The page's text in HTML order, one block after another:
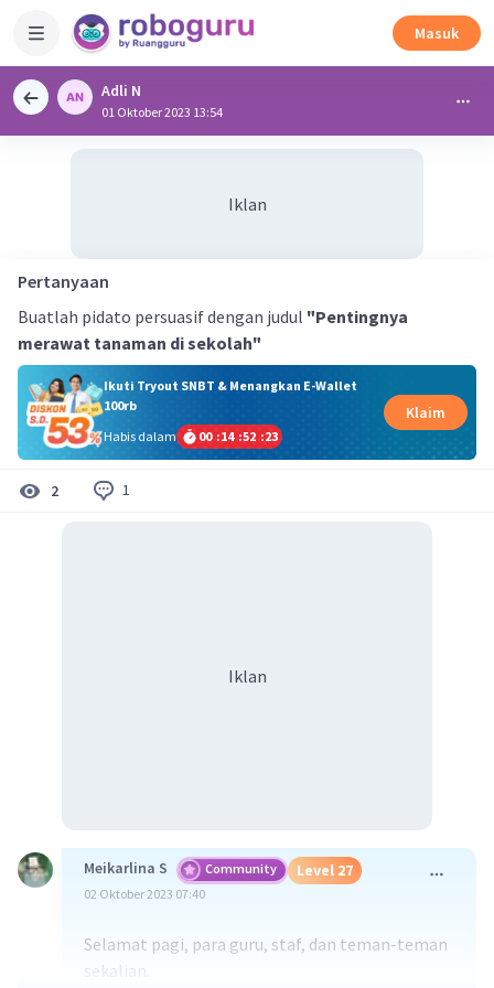
Masuk
Adli N
01 Oktober 2023 13:54
Iklan
Pertanyaan
Buatlah pidato persuasif dengan judul "Pentingnya
merawat tanaman di sekolah"
Ikuti Tryout SNBT & Menangkan E-Wallet
100rb
Habis dalam
00 :14 :52 :23
Klaim
2 1
Iklan
Meikarlina S Community Level 27
02 Oktober 2023 07:40
Selamat pagi, para guru, staf, dan teman-teman
sekalian.